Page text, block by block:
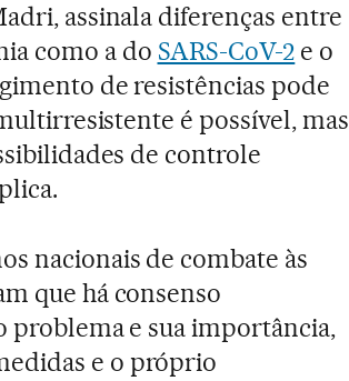
assinala diferenças entre
como a do SARS-CoV-2 e o
de resistências pode
é possível, mas
de controle
nacionais de combate às
que há consenso
problema e sua importância,
e o próprio